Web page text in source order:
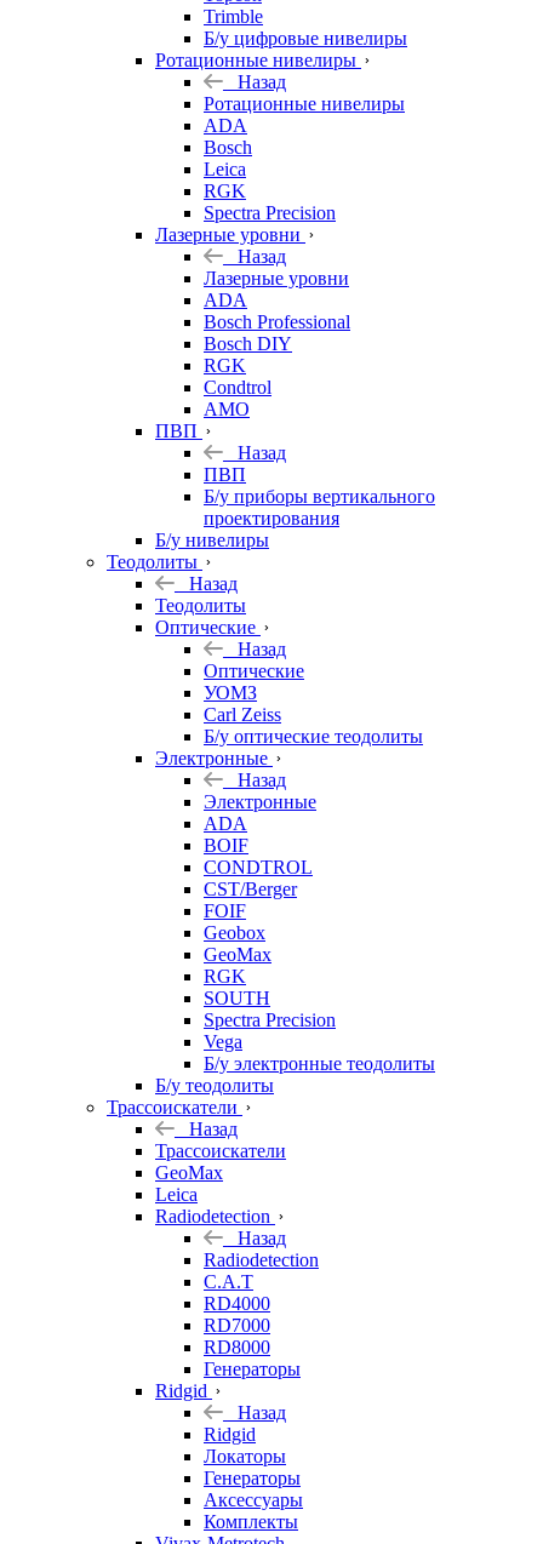
Trimble
Б/у цифровые нивелиры
Ротационные нивелиры
Назад
Ротационные нивелиры
ADA
Bosch
Leica
RGK
Spectra Precision
Лазерные уровни
Назад
Лазерные уровни
ADA
Bosch Professional
Bosch DIY
RGK
Condtrol
AMO
ПВП
Назад
ПВП
Б/у приборы вертикального
проектирования
Б/у нивелиры
Теодолиты
Назад
Теодолиты
Оптические
Назад
Оптические
УОМЗ
Carl Zeiss
Б/у оптические теодолиты
Электронные
Назад
Электронные
ADA
BOIF
CONDTROL
CST/Berger
FOIF
Geobox
GeoMax
RGK
SOUTH
Spectra Precision
Vega
Б/у электронные теодолиты
Б/у теодолиты
Трассоискатели
Назад
Трассоискатели
GeoMax
Leica
Radiodetection
Назад
Radiodetection
C.A.T
RD4000
RD7000
RD8000
Генераторы
Ridgid
Назад
Ridgid
Локаторы
Генераторы
Аксессуары
Комплекты